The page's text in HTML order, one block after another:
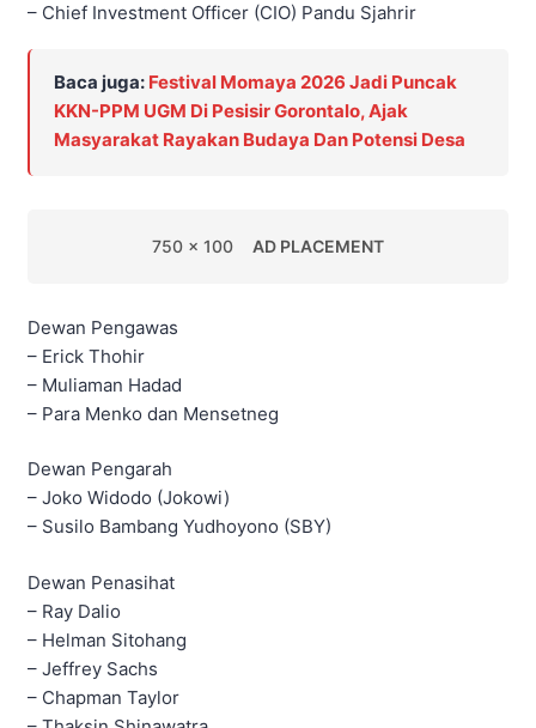
– Chief Investment Officer (CIO) Pandu Sjahrir
Baca juga: Festival Momaya 2026 Jadi Puncak
KKN-PPM UGM Di Pesisir Gorontalo, Ajak
Masyarakat Rayakan Budaya Dan Potensi Desa
750 x 100 AD PLACEMENT
Dewan Pengawas
– Erick Thohir
– Muliaman Hadad
– Para Menko dan Mensetneg
Dewan Pengarah
– Joko Widodo (Jokowi)
– Susilo Bambang Yudhoyono (SBY)
Dewan Penasihat
– Ray Dalio
– Helman Sitohang
– Jeffrey Sachs
– Chapman Taylor